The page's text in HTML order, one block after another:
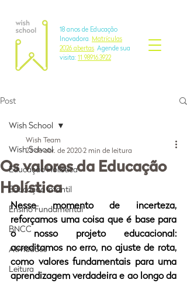
18 anos de Educação
Inovadora
Matrículas
2026 abertas Agende sua
visita: 11 98916.3922
Post
Wish School
Educação Holística
Educação Infantil
Ensino Fundamental
BNCC
Atividades
Leitura
Wish School
Os valores da Educação
Holística
Wish Team
23 de abr. de 20202 min de leitura
Nesse momento de incerteza,
reforçamos uma coisa que é base para
o nosso projeto educacional:
acreditamos no erro, no ajuste de rota,
como valores fundamentais para uma
aprendizagem verdadeira e ao longo da